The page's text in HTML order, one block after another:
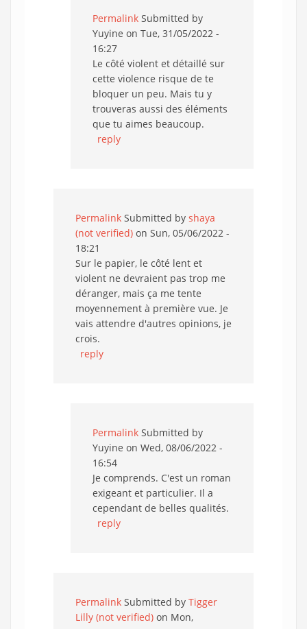
Permalink Submitted by
Yuyine on Tue, 31/05/2022 -
16:27
Le côté violent et détaillé sur
cette violence risque de te
bloquer un peu. Mais tu y
trouveras aussi des éléments
que tu aimes beaucoup.
reply
Permalink Submitted by shaya
(not verified) on Sun, 05/06/2022 -
18:21
Sur le papier, le côté lent et
violent ne devraient pas trop me
déranger, mais ça me tente
moyennement à première vue. Je
vais attendre d'autres opinions, je
crois.
reply
Permalink Submitted by
Yuyine on Wed, 08/06/2022 -
16:54
Je comprends. C'est un roman
exigeant et particulier. Il a
cependant de belles qualités.
reply
Permalink Submitted by Tigger
Lilly (not verified) on Mon,